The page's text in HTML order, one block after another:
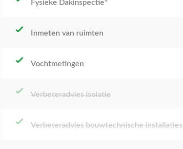
Fysieke Dakinspectie*
Inmeten van ruimten
Vochtmetingen
Verbeteradvies isolatie
Verbeteradvies bouwtechnische installaties